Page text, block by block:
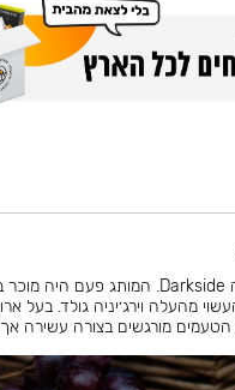
מהעלה וירג׳יניה גולד. בעל
הטעמים מורגשים בצורה עשירה